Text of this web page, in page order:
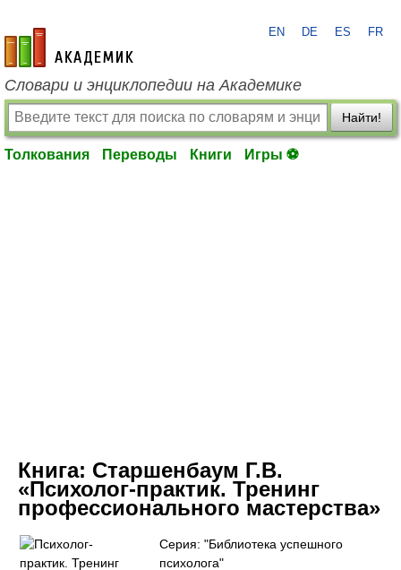
academic.ru
EN DE ES FR
Словари и энциклопедии на Академике
Найти!
Толкования Переводы Книги Игры ⚽
Книга: Старшенбаум Г.В.
«Психолог-практик. Тренинг
профессионального мастерства»
Серия: "Библиотека успешного
психолога"